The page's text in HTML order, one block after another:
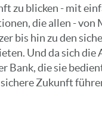
zu blicken - mit
die allen - von
bis hin zu den
Und da sich die
Bank, die sie
Zukunft